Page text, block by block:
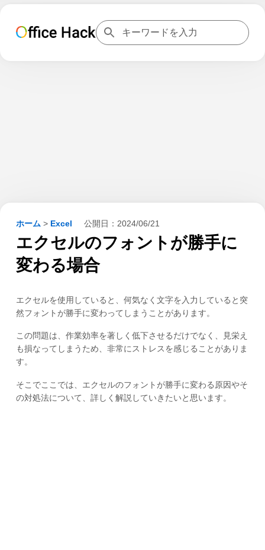
ホーム > Excel 公開日： 2024/06/21
エクセルのフォントが勝手に
変わる場合
エクセルを使用していると、何気なく文字を入力していると突
然フォントが勝手に変わってしまうことがあります。
この問題は、作業効率を著しく低下させるだけでなく、見栄え
も損なってしまうため、非常にストレスを感じることがありま
す。
そこでここでは、エクセルのフォントが勝手に変わる原因やそ
の対処法について、詳しく解説していきたいと思います。